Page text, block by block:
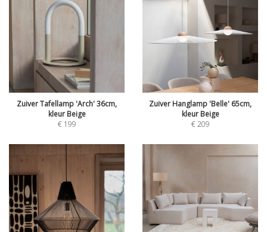
Zuiver Tafellamp 'Arch' 36cm,
kleur Beige
€ 199
Zuiver Hanglamp 'Belle' 65cm,
kleur Beige
€209